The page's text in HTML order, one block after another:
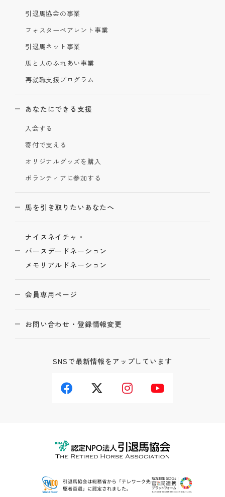
引退馬協会の事業
フォスターペアレント事業
引退馬ネット事業
馬と人のふれあい事業
再就職支援プログラム
あなたにできる支援
入会する
寄付で支える
オリジナルグッズを購入
ボランティアに参加する
馬を引き取りたいあなたへ
ナイスネイチャ・
バースデードネーション
メモリアルドネーション
会員専用ページ
お問い合わせ・登録情報変更
SNSで最新情報をアップしています